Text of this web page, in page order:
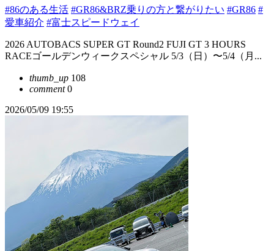
#86のある生活 #GR86&BRZ乗りの方と繋がりたい #GR86 #
愛車紹介 #富士スピードウェイ
2026 AUTOBACS SUPER GT Round2 FUJI GT 3 HOURS
RACEゴールデンウィークスペシャル 5/3（日）〜5/4（月...
thumb_up 108
comment0
2026/05/09 19:55